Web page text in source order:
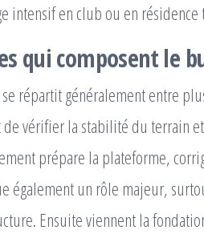
intensif en club ou en
qui composent le
répartit généralement entre
de vérifier la stabilité du terrain
prépare la plateforme,
également un rôle majeur,
Ensuite viennent la